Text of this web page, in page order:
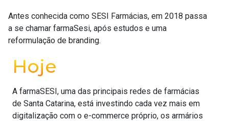
Antes conhecida como SESI Farmácias, em 2018 passa
a se chamar farmaSesi, após estudos e uma
reformulação de branding.
Hoje
A farmaSESI, uma das principais redes de farmácias
de Santa Catarina, está investindo cada vez mais em
digitalização com o e-commerce próprio, os armários